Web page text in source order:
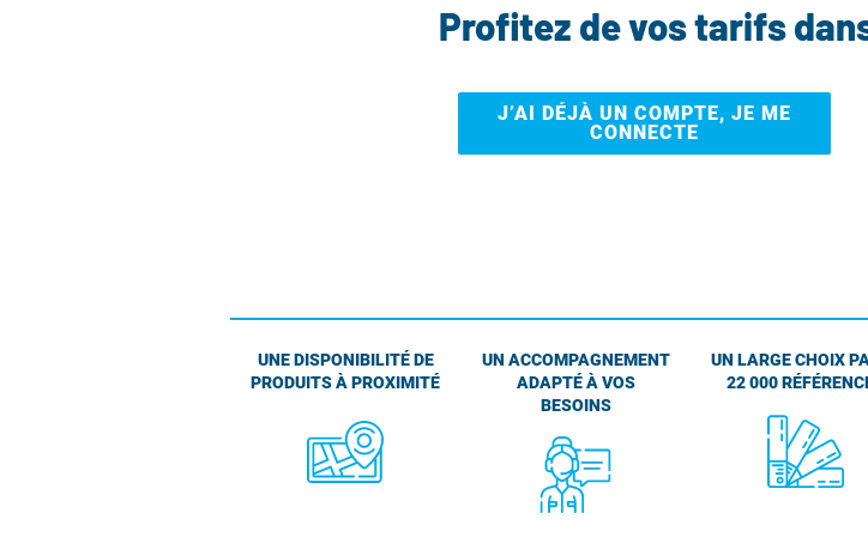
Profitez de vos tarifs
J’AI DÉJÀ UN COMPTE, JE ME
CONNECTE
UNE DISPONIBILITÉ DE
PRODUITS À PROXIMITÉ
UN ACCOMPAGNEMENT
ADAPTÉ À VOS
BESOINS
UN LARGE CHOIX
22 000